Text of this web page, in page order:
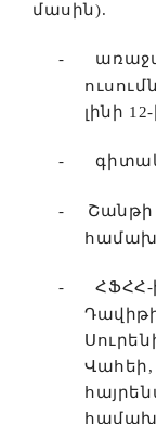
մասին).
-
լինի
-
-
Շանթի
-
ՀՖՀՀ-
Վահեի,